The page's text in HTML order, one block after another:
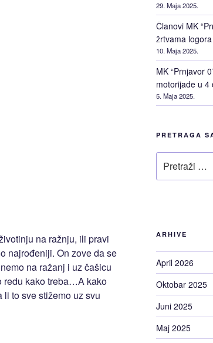
na ražnju, ili pravi
najrođeniji. On zove da se
na ražanj i uz čašicu
redu kako treba…A kako
to sve stižemo uz svu
29. Maja 2025.
Članovi MK
žrtvama
10. Maja 2025.
MK “Prnjavor
motorijade u 4
5. Maja 2025.
PRETRAGA
ARHIVE
April 2026
Oktobar 2025
Juni 2025
Maj 2025